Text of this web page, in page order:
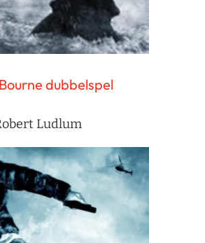
dubbelspel
Ludlum